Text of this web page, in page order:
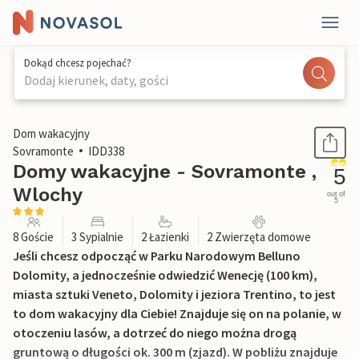
Dokąd chcesz pojechać?
Dodaj kierunek, daty, gości
1 / 28
Dom wakacyjny
Sovramonte
IDD338
Domy wakacyjne - Sovramonte ,
Wlochy
5
out of
5
8 Goście 3 Sypialnie 2 Łazienki 2 Zwierzęta domowe
Jeśli chcesz odpocząć w Parku Narodowym Belluno
Dolomity, a jednocześnie odwiedzić Wenecję (100 km),
miasta sztuki Veneto, Dolomity i jeziora Trentino, to jest
to dom wakacyjny dla Ciebie! Znajduje się on na polanie, w
otoczeniu lasów, a dotrzeć do niego można drogą
gruntową o długości ok. 300 m (zjazd). W pobliżu znajduje